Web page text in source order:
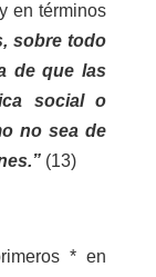
en términos
sobre todo
de que las
social o
no sea de
(13)
* en